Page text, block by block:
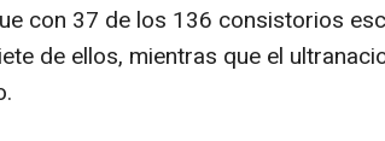
con 37 de los 136 consistorios
de ellos, mientras que el